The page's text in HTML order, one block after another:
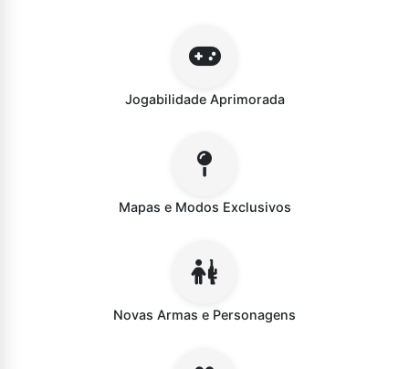
Jogabilidade Aprimorada
Mapas e Modos Exclusivos
Novas Armas e Personagens